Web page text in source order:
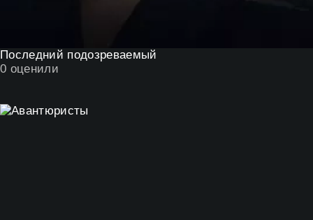
Последний подозреваемый
0 оценили